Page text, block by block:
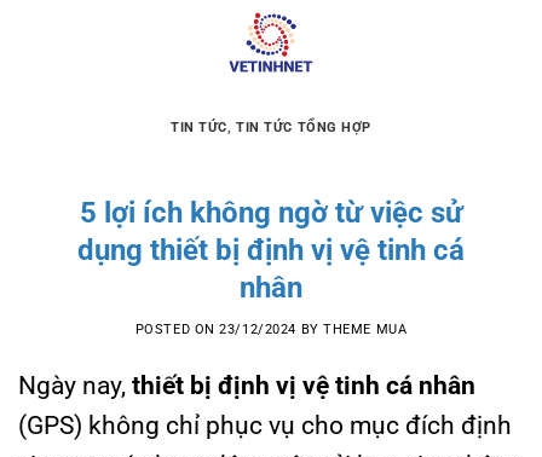
TIN TỨC,TIN TỨC TỔNG HỢP
5 lợi ích không ngờ từ việc sử
dụng thiết bị định vị vệ tinh cá
nhân
POSTED ON23/12/2024 BYTHEME MUA
Ngày nay, thiết bị định vị vệ tinh cá nhân
(GPS) không chỉ phục vụ cho mục đích định